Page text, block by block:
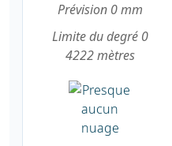
Prévision 0 mm
Limite du degré 0
4222 mètres